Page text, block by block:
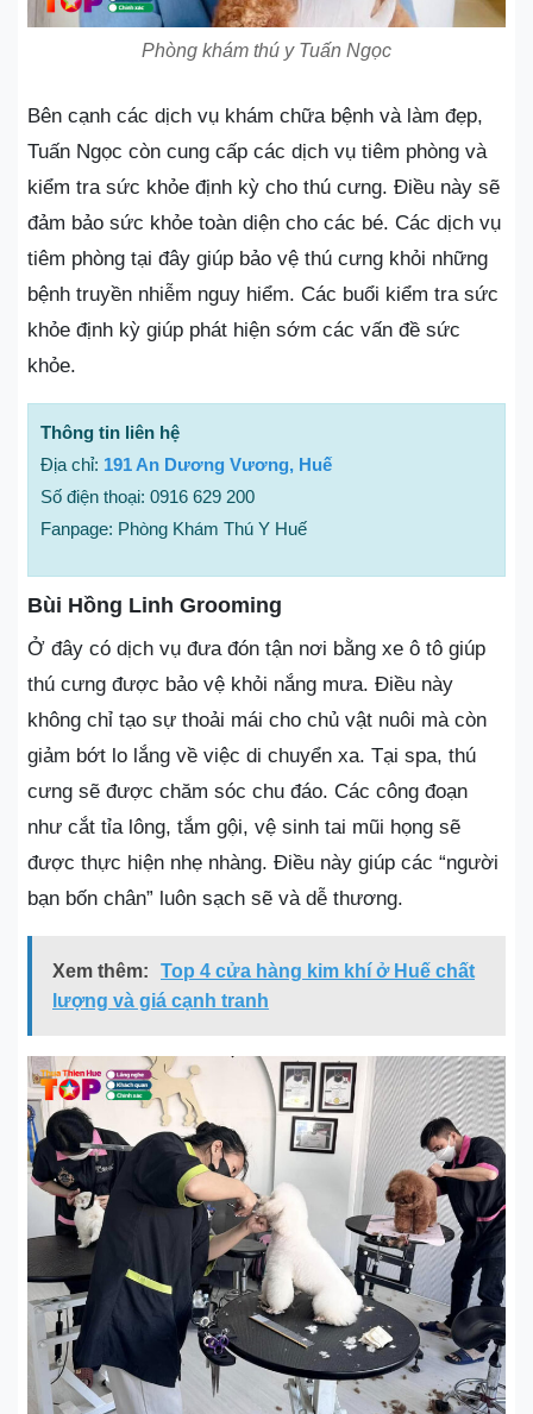
Phòng khám thú y Tuấn Ngọc
Bên cạnh các dịch vụ khám chữa bệnh và làm đẹp,
Tuấn Ngọc còn cung cấp các dịch vụ tiêm phòng và
kiểm tra sức khỏe định kỳ cho thú cưng. Điều này sẽ
đảm bảo sức khỏe toàn diện cho các bé. Các dịch vụ
tiêm phòng tại đây giúp bảo vệ thú cưng khỏi những
bệnh truyền nhiễm nguy hiểm. Các buổi kiểm tra sức
khỏe định kỳ giúp phát hiện sớm các vấn đề sức
khỏe.
Thông tin liên hệ
Địa chỉ: 191 An Dương Vương, Huế
Số điện thoại: 0916 629 200
Fanpage: Phòng Khám Thú Y Huế
Bùi Hồng Linh Grooming
Ở đây có dịch vụ đưa đón tận nơi bằng xe ô tô giúp
thú cưng được bảo vệ khỏi nắng mưa. Điều này
không chỉ tạo sự thoải mái cho chủ vật nuôi mà còn
giảm bớt lo lắng về việc di chuyển xa. Tại spa, thú
cưng sẽ được chăm sóc chu đáo. Các công đoạn
như cắt tỉa lông, tắm gội, vệ sinh tai mũi họng sẽ
được thực hiện nhẹ nhàng. Điều này giúp các “người
bạn bốn chân” luôn sạch sẽ và dễ thương.
Xem thêm:
Top 4 cửa hàng kim khí ở Huế chất
lượng và giá cạnh tranh